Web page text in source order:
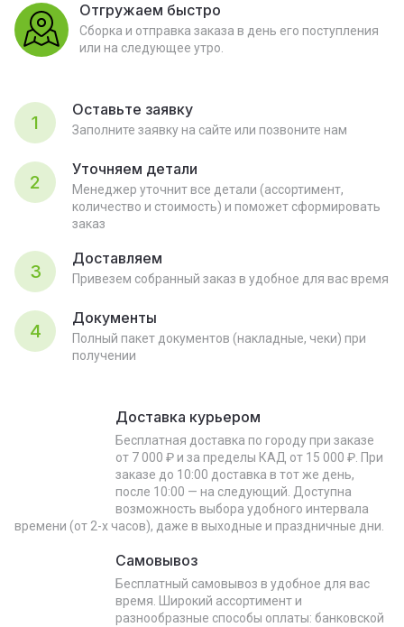
Отгружаем быстро
Сборка и отправка заказа в день его поступления
или на следующее утро.
1
Оставьте заявку
Заполните заявку на сайте или позвоните нам
2
Уточняем детали
Менеджер уточнит все детали (ассортимент,
количество и стоимость) и поможет сформировать
заказ
3
Доставляем
Привезем собранный заказ в удобное для вас время
4
Документы
Полный пакет документов (накладные, чеки) при
получении
Доставка курьером
Бесплатная доставка по городу при заказе
от 7 000 ₽ и за пределы КАД от 15 000 ₽. При
заказе до 10:00 доставка в тот же день,
после 10:00 — на следующий. Доступна
возможность выбора удобного интервала
времени (от 2-х часов), даже в выходные и праздничные дни.
Самовывоз
Бесплатный самовывоз в удобное для вас
время. Широкий ассортимент и
разнообразные способы оплаты: банковской